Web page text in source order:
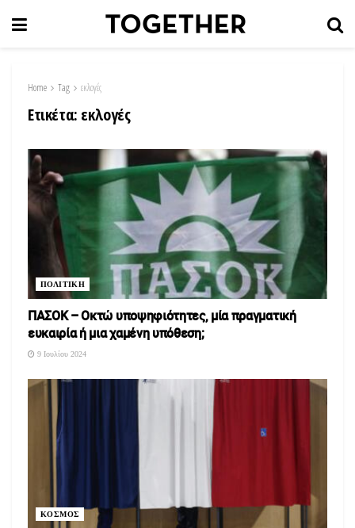
Home Tag εκλογές
Ετικέτα: εκλογές
ΠΟΛΙΤΙΚΗ
ΠΑΣΟΚ – Οκτώ υποψηφιότητες, μία πραγματική
ευκαιρία ή μια χαμένη υπόθεση;
9 Ιουλίου 2024
ΚΟΣΜΟΣ